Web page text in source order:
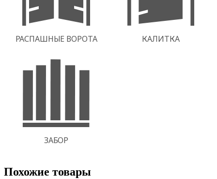
Похожие товары